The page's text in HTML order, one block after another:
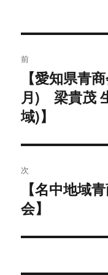
稿
ナ
ビ
ゲ
ー
シ
前
去
の
稿:
【愛知県青
月) 梁貴茂
域)】
次
の
稿:
【名中地域
会】